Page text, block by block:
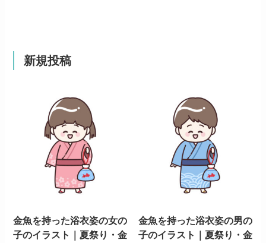
新規投稿
金魚を持った浴衣姿の女の
子のイラスト｜夏祭り・金
金魚を持った浴衣姿の男の
子のイラスト｜夏祭り・金